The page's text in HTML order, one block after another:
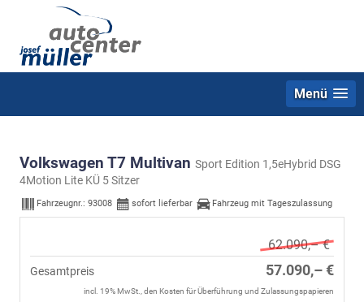
Menü
Volkswagen T7 Multivan Sport Edition 1,5eHybrid DSG
4Motion Lite KÜ 5 Sitzer
Fahrzeugnr.: 93008 sofort lieferbar Fahrzeug mit Tageszulassung
62.090,– €
Gesamtpreis 57.090,– €
incl. 19% MwSt., den Kosten für Überführung und Zulassungspapieren